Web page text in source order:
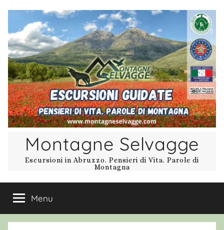
contenuto
Montagne Selvagge
Escursioni in Abruzzo. Pensieri di Vita. Parole di
Montagna
Menu